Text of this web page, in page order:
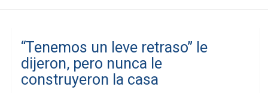
“Tenemos un leve retraso” le
dijeron, pero nunca le
construyeron la casa